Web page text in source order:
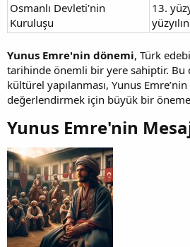
Osmanlı Devleti'nin
Kuruluşu
13.
Yunus Emre'nin dönemi, Türk
tarihinde önemli bir yere sahiptir. Bu
kültürel yapılanması, Yunus
değerlendirmek için büyük bir
Yunus Emre'nin